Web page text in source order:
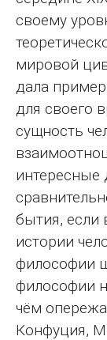
своему
мировой
дала
для своего
сущность
интересные
бытия, если
истории
философии
философии
чём
Конфуция,